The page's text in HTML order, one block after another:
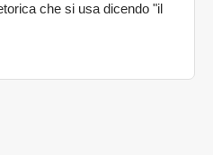
che si usa dicendo "il